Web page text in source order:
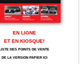
EN LIGNE
ET EN KIOSQUE!
LISTE DES POINTS DE VENTE
DE LA VERSION PAPIER ICI